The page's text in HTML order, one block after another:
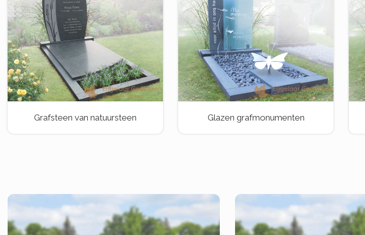
Grafsteen van natuursteen Glazen grafmonumenten